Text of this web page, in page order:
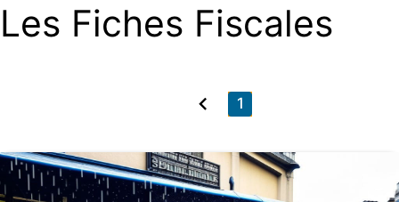
Les Fiches Fiscales
1